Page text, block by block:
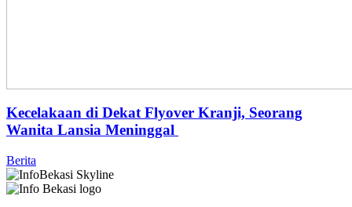
Kecelakaan di Dekat Flyover Kranji, Seorang
Wanita Lansia Meninggal
Berita